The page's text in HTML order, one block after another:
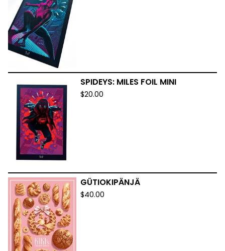
SPIDEYS: MILES FOIL MINI
$20.00
GÜTIOKIPÄNJÄ
$40.00